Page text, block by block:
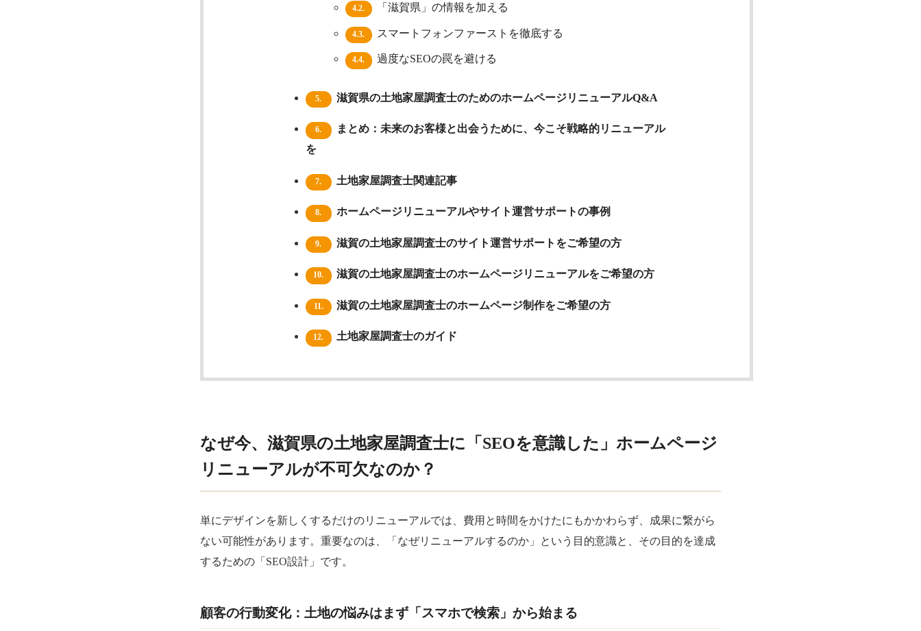
4.2. 「滋賀県」の情報を加える
4.3. スマートフォンファーストを徹底する
4.4. 過度なSEOの罠を避ける
5. 滋賀県の土地家屋調査士のためのホームページリニューアルQ&A
6.
まとめ：未来のお客様と出会うために、今こそ戦略的リニューアル
を
7. 土地家屋調査士関連記事
8. ホームページリニューアルやサイト運営サポートの事例
9. 滋賀の土地家屋調査士のサイト運営サポートをご希望の方
10. 滋賀の土地家屋調査士のホームページリニューアルをご希望の方
11. 滋賀の土地家屋調査士のホームページ制作をご希望の方
12. 土地家屋調査士のガイド
なぜ今、滋賀県の土地家屋調査士に「SEOを意識した」ホームページ
リニューアルが不可欠なのか？
単にデザインを新しくするだけのリニューアルでは、費用と時間をかけたにもかかわらず、成果に繋がら
ない可能性があります。重要なのは、「なぜリニューアルするのか」という目的意識と、その目的を達成
するための「SEO設計」です。
顧客の行動変化：土地の悩みはまず「スマホで検索」から始まる